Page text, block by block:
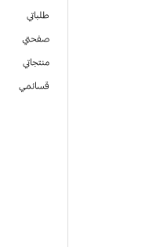
طلباتي
صفحتي
منتجاتي
قسائمي